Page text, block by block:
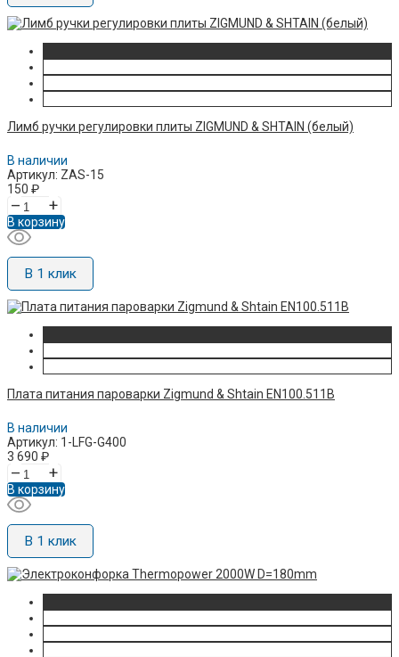
Лимб ручки регулировки плиты ZIGMUND & SHTAIN (белый)
В наличии
Артикул: ZAS-15
150 ₽
– +
В корзину
В 1 клик
Плата питания пароварки Zigmund & Shtain EN100.511B
В наличии
Артикул: 1-LFG-G400
3 690 ₽
– +
В корзину
В 1 клик